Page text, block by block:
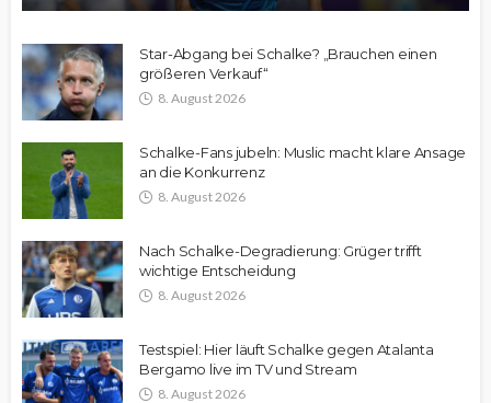
Star-Abgang bei Schalke? „Brauchen einen
größeren Verkauf“
8. August 2026
Schalke-Fans jubeln: Muslic macht klare Ansage
an die Konkurrenz
8. August 2026
Nach Schalke-Degradierung: Grüger trifft
wichtige Entscheidung
8. August 2026
Testspiel: Hier läuft Schalke gegen Atalanta
Bergamo live im TV und Stream
8. August 2026